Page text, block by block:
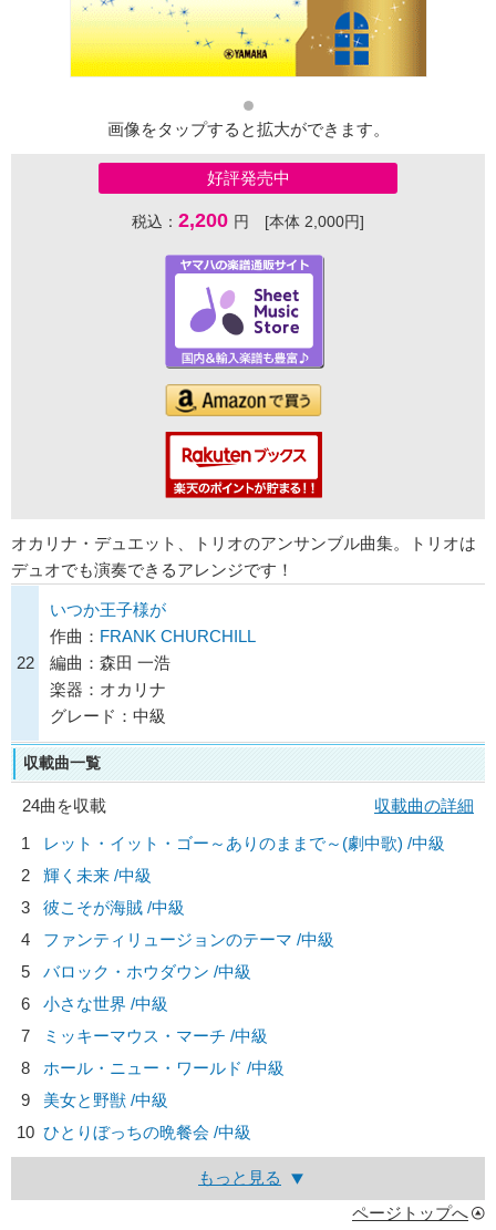
画像をタップすると拡大ができます。
好評発売中
税込： 2,200 円 [本体 2,000円]
オカリナ・デュエット、トリオのアンサンブル曲集。トリオは
デュオでも演奏できるアレンジです！
22
いつか王子様が
作曲： FRANK CHURCHILL
編曲：森田 一浩
楽器：オカリナ
グレード：中級
収載曲一覧
24曲を収載
収載曲の詳細
1
レット・イット・ゴー～ありのままで～(劇中歌) /中級
2
輝く未来 /中級
3
彼こそが海賊 /中級
4
ファンティリュージョンのテーマ /中級
5
バロック・ホウダウン /中級
6
小さな世界 /中級
7
ミッキーマウス・マーチ /中級
8
ホール・ニュー・ワールド /中級
9
美女と野獣 /中級
10 ひとりぼっちの晩餐会 /中級
もっと見る
ページトップへ